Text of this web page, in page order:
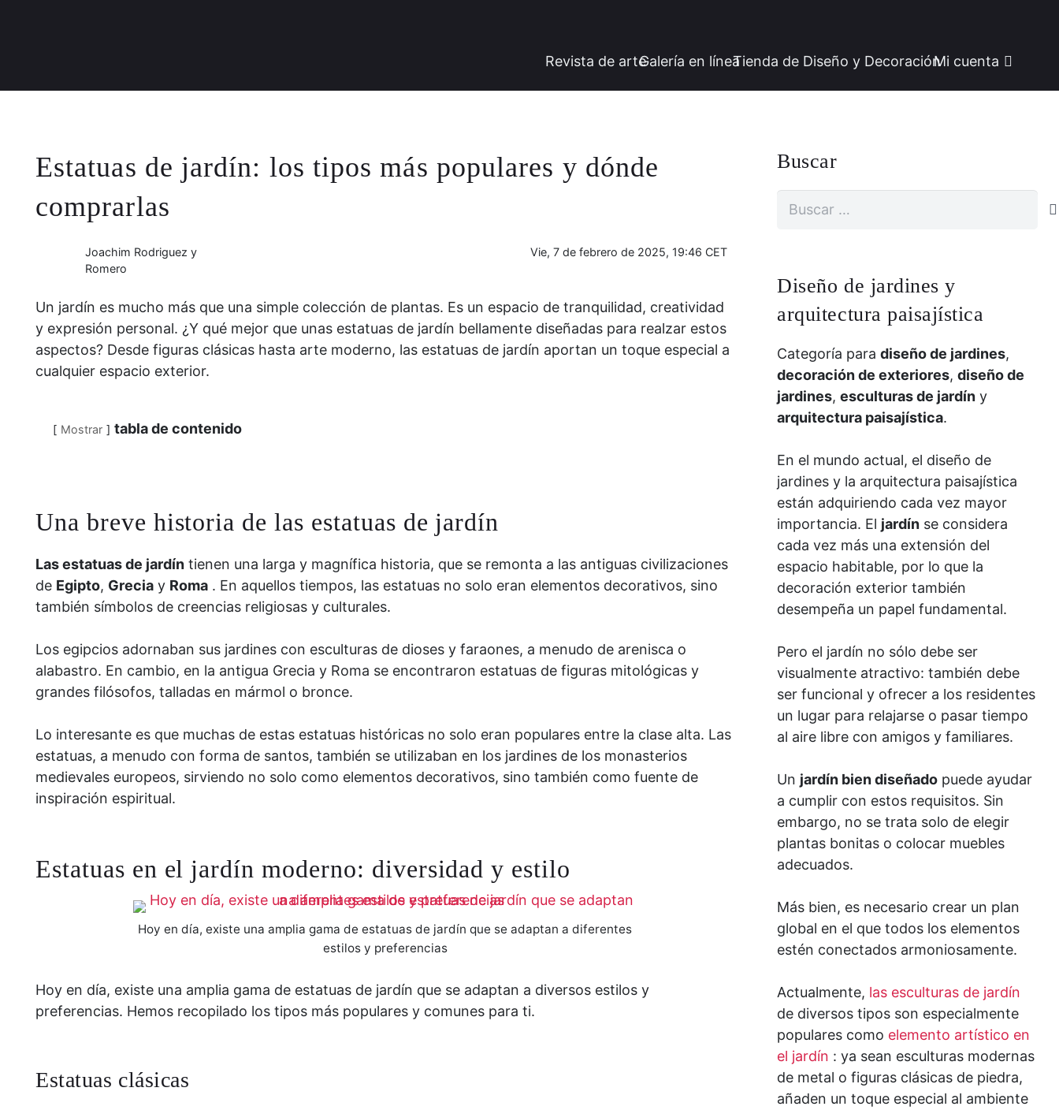
Revista de arteGalería en líneaTienda de Diseño y DecoraciónMi cuenta
Estatuas de jardín: los tipos más populares y dónde
comprarlas
Joachim Rodriguez y
Romero
Vie, 7 de febrero de 2025, 19:46 CET
Un jardín es mucho más que una simple colección de plantas. Es un espacio de tranquilidad, creatividad
y expresión personal. ¿Y qué mejor que unas estatuas de jardín bellamente diseñadas para realzar estos
aspectos? Desde figuras clásicas hasta arte moderno, las estatuas de jardín aportan un toque especial a
cualquier espacio exterior.
Mostrar tabla de contenido
Una breve historia de las estatuas de jardín
Las estatuas de jardín tienen una larga y magnífica historia, que se remonta a las antiguas civilizaciones
de Egipto, Grecia y Roma . En aquellos tiempos, las estatuas no solo eran elementos decorativos, sino
también símbolos de creencias religiosas y culturales.
Los egipcios adornaban sus jardines con esculturas de dioses y faraones, a menudo de arenisca o
alabastro. En cambio, en la antigua Grecia y Roma se encontraron estatuas de figuras mitológicas y
grandes filósofos, talladas en mármol o bronce.
Lo interesante es que muchas de estas estatuas históricas no solo eran populares entre la clase alta. Las
estatuas, a menudo con forma de santos, también se utilizaban en los jardines de los monasterios
medievales europeos, sirviendo no solo como elementos decorativos, sino también como fuente de
inspiración espiritual.
Estatuas en el jardín moderno: diversidad y estilo
Hoy en día, existe una amplia gama de estatuas de jardín que se adaptan a diferentes
estilos y preferencias
Hoy en día, existe una amplia gama de estatuas de jardín que se adaptan a diversos estilos y
preferencias. Hemos recopilado los tipos más populares y comunes para ti.
Estatuas clásicas
Buscar
Diseño de jardines y
arquitectura paisajística
Categoría paradiseño de jardines,
decoración de exteriores,diseño de
jardines,esculturas de jardín y
arquitectura paisajística.
En el mundo actual, el diseño de
jardines y la arquitectura paisajística
están adquiriendo cada vez mayor
importancia. El jardín se considera
cada vez más una extensión del
espacio habitable, por lo que la
decoración exterior también
desempeña un papel fundamental.
Pero el jardín no sólo debe ser
visualmente atractivo: también debe
ser funcional y ofrecer a los residentes
un lugar para relajarse o pasar tiempo
al aire libre con amigos y familiares.
Un jardín bien diseñado puede ayudar
a cumplir con estos requisitos. Sin
embargo, no se trata solo de elegir
plantas bonitas o colocar muebles
adecuados.
Más bien, es necesario crear un plan
global en el que todos los elementos
estén conectados armoniosamente.
Actualmente, las esculturas de jardín
de diversos tipos son especialmente
populares como elemento artístico en
el jardín : ya sean esculturas modernas
de metal o figuras clásicas de piedra,
añaden un toque especial al ambiente